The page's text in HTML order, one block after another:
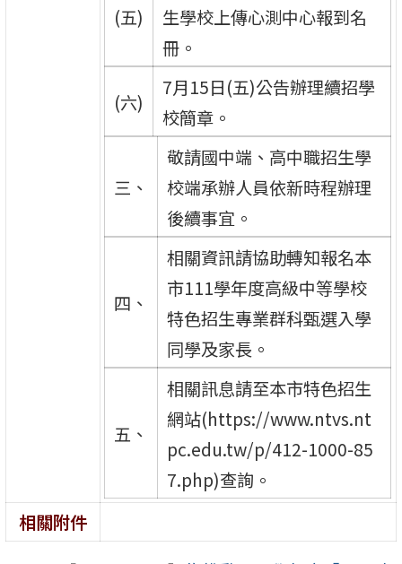
(五)
生學校上傳心測中心報到名
冊。
(六)
7月15日(五)公告辦理續招學
校簡章。
三、
敬請國中端、高中職招生學
校端承辦人員依新時程辦理
後續事宜。
四、
相關資訊請協助轉知報名本
市111學年度高級中等學校
特色招生專業群科甄選入學
同學及家長。
五、
相關訊息請至本市特色招生
網站(https://www.ntvs.nt
pc.edu.tw/p/412-1000-85
7.php)查詢。
相關附件